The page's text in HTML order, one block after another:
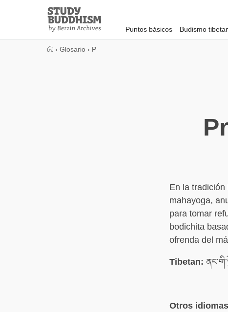
Study
Buddhism
Home
Puntos básicos Budismo
› Glosario › P
En la
mahayoga,
para tomar
bodichita
ofrenda del
Tibetan:
Otros idiomas